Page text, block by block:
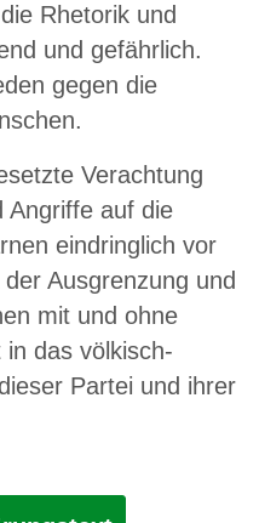
Rhetorik und
und gefährlich.
gegen die
Verachtung
Angriffe auf die
eindringlich vor
Ausgrenzung und
mit und ohne
das völkisch-
Partei und ihrer